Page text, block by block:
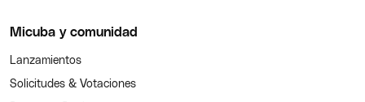
Micuba y comunidad
Lanzamientos
Solicitudes & Votaciones